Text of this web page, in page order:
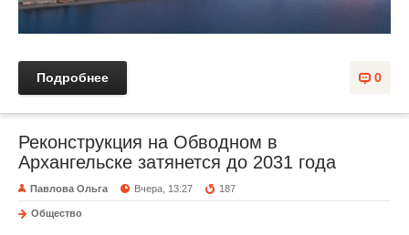
0
Подробнее
Реконструкция на Обводном в
Архангельске затянется до 2031 года
Павлова Ольга Вчера, 13:27 187
Общество